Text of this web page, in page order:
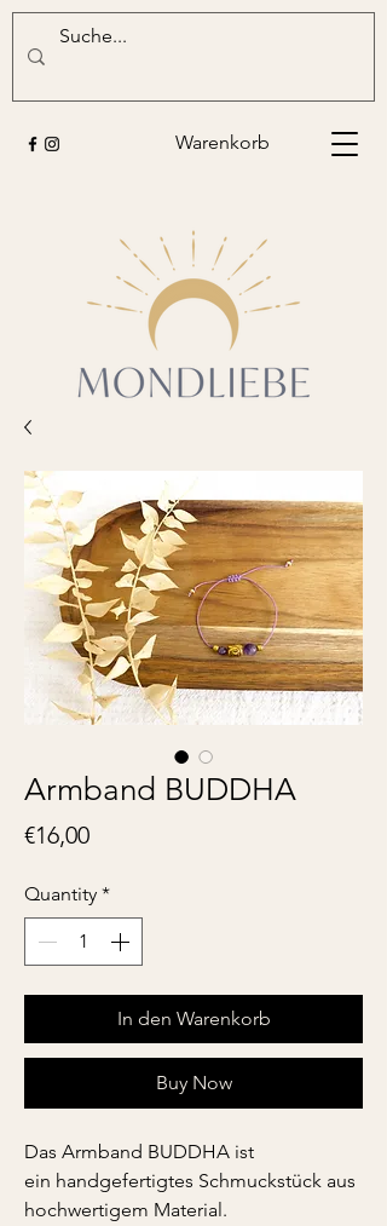
Warenkorb
Armband BUDDHA
€16,00Price
Quantity *
In den Warenkorb
Buy Now
Das Armband BUDDHA ist
ein handgefertigtes Schmuckstück aus
hochwertigem Material.